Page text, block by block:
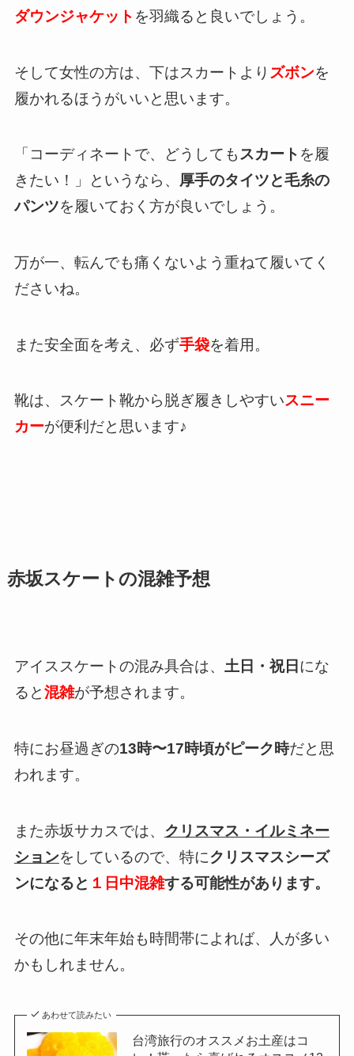
ダウンジャケット を羽織ると良いでしょう。
そして女性の方は、下はスカートより ズボンを
履かれるほうがいいと思います。
「コーディネートで、どうしてもスカート を履
きたい！」というなら、 厚手のタイツと毛糸の
パンツを履いておく方が良いでしょう。
万が一、転んでも痛くないよう重ねて履いてく
ださいね。
また安全面を考え、必ず手袋を着用。
靴は、スケート靴から脱ぎ履きしやすいスニー
カーが便利だと思います♪
赤坂スケートの混雑予想
アイススケートの混み具合は、 土日・祝日 にな
ると混雑が予想されます。
特にお昼過ぎの13時〜17時頃がピーク時だと思
われます。
また赤坂サカスでは、 クリスマス・イルミネー
ションをしているので、特にクリスマスシーズ
ンになると １日中混雑する可能性があります。
その他に年末年始も時間帯によれば、人が多い
かもしれません。
あわせて読みたい
台湾旅行のオススメお土産はコ